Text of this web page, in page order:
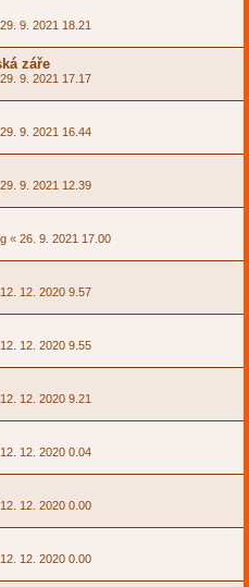
29. 9. 2021 18.21
záře
29. 9. 2021 17.17
29. 9. 2021 16.44
29. 9. 2021 12.39
« 26. 9. 2021 17.00
12. 12. 2020 9.57
12. 12. 2020 9.55
12. 12. 2020 9.21
12. 12. 2020 0.04
12. 12. 2020 0.00
12. 12. 2020 0.00